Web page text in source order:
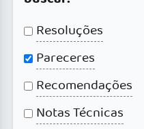
Resoluções
Pareceres
Recomendações
Notas Técnicas